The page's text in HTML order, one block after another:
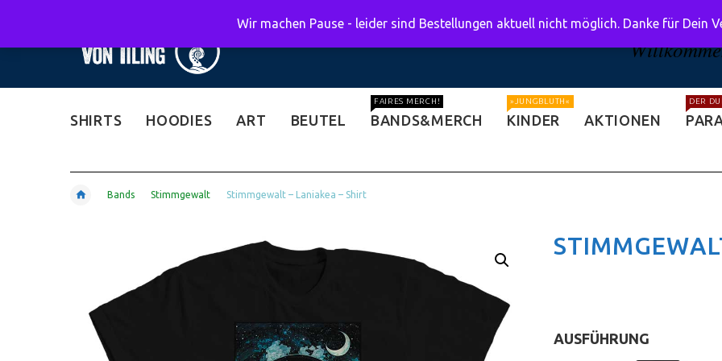
SHIRTS HOODIES ART BEUTEL BANDS&MERCH
FAIRES MERCH!
KINDER
»JUNGBLUTH«
AKTIONEN
DER
Bands Stimmgewalt Stimmgewalt – Laniakea – Shirt
AUSFÜHRUNG
Wir machen Pause - leider sind Bestellungen aktuell nicht möglich. Danke für Dein